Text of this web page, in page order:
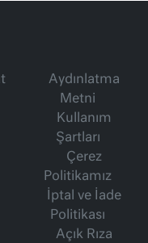
Aydınlatma
Metni
Kullanım
Şartları
Çerez
Politikamız
İptal ve İade
Politikası
Açık Rıza